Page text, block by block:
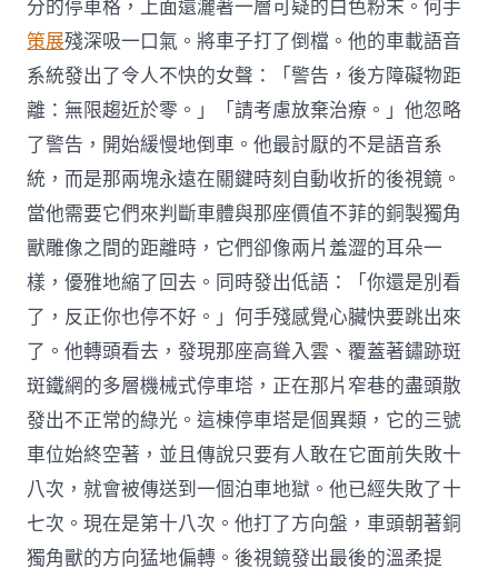
分的停車格，上面還灑著一層可疑的白色粉末。何手
策展殘深吸一口氣。將車子打了倒檔。他的車載語音
系統發出了令人不快的女聲：「警告，後方障礙物距
離：無限趨近於零。」「請考慮放棄治療。」他忽略
了警告，開始緩慢地倒車。他最討厭的不是語音系
統，而是那兩塊永遠在關鍵時刻自動收折的後視鏡。
當他需要它們來判斷車體與那座價值不菲的銅製獨角
獸雕像之間的距離時，它們卻像兩片羞澀的耳朵一
樣，優雅地縮了回去。同時發出低語：「你還是別看
了，反正你也停不好。」何手殘感覺心臟快要跳出來
了。他轉頭看去，發現那座高聳入雲、覆蓋著鏽跡斑
斑鐵網的多層機械式停車塔，正在那片窄巷的盡頭散
發出不正常的綠光。這棟停車塔是個異類，它的三號
車位始終空著，並且傳說只要有人敢在它面前失敗十
八次，就會被傳送到一個泊車地獄。他已經失敗了十
七次。現在是第十八次。他打了方向盤，車頭朝著銅
獨角獸的方向猛地偏轉。後視鏡發出最後的溫柔提